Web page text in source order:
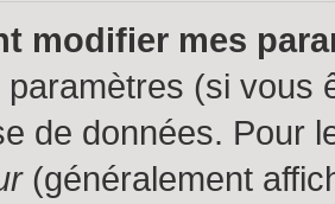
modifier mes
paramètres (si vous
de données. Pour
(généralement